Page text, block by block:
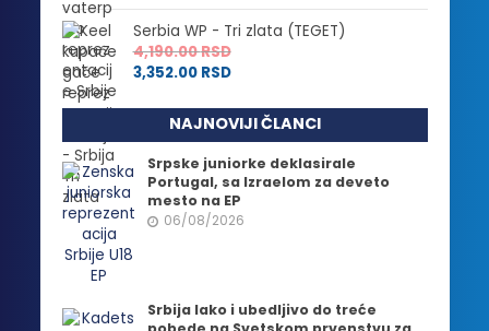
Serbia WP - Tri zlata (TEGET)
4,190.00RSD
3,352.00 RSD
NAJNOVIJI ČLANCI
Srpske juniorke deklasirale
Portugal, sa Izraelom za deveto
mesto na EP
06/08/2026
Srbija lako i ubedljivo do treće